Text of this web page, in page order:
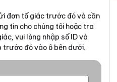
đơn tố giác trước đó và cần
tin cho chúng tôi hoặc tra
vui lòng nhập số ID và
đó vào ô bên dưới.